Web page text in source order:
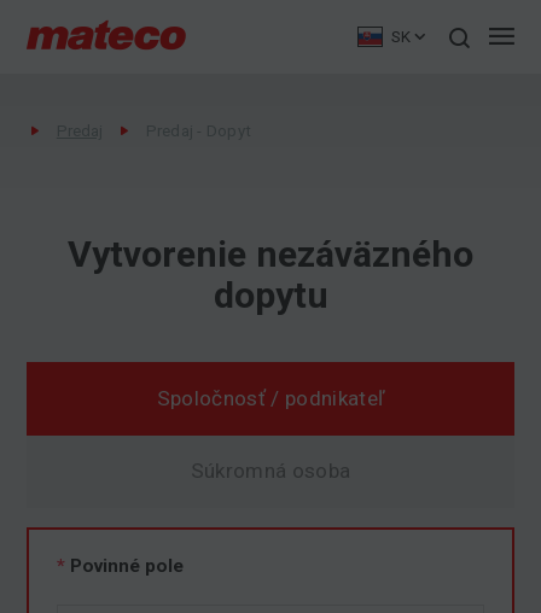
SK
Vytvorenie nezáväzného
dopytu
Spoločnosť / podnikateľ
Súkromná osoba
* Povinné pole